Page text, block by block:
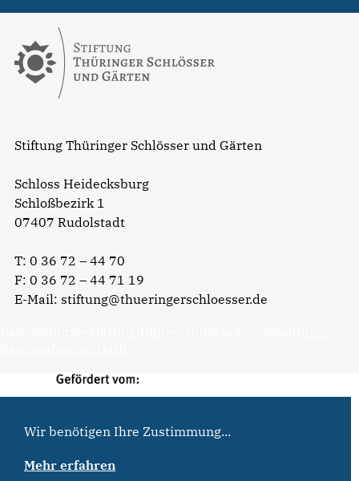
Stiftung Thüringer Schlösser und Gärten
Schloss Heidecksburg
Schloßbezirk 1
07407 Rudolstadt
T: 0 36 72 – 44 70
F: 0 36 72 – 44 71 19
E-Mail: stiftung@thueringerschloesser.de
Wir benötigen Ihre Zustimmung...
Mehr erfahren